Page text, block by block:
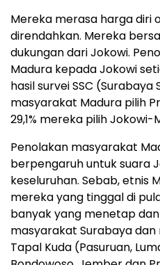
Mereka merasa harga diri
direndahkan. Mereka
dukungan dari Jokowi.
Madura kepada Jokowi
hasil survei SSC (Surabaya
masyarakat Madura pilih
29,1% mereka pilih Jokowi-
Penolakan masyarakat
berpengaruh untuk suara
keseluruhan. Sebab, etnis
mereka yang tinggal di
banyak yang menetap
masyarakat Surabaya
Tapal Kuda (Pasuruan,